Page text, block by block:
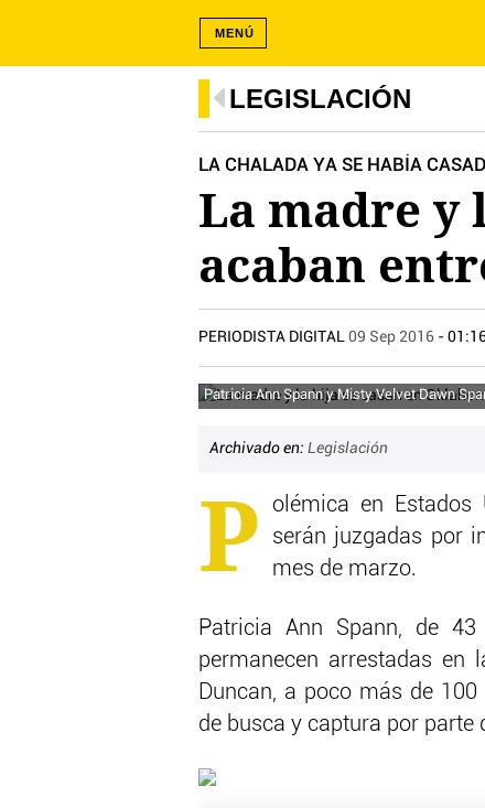
MENÚ
LEGISLACIÓN
LA CHALADA YA SE HABÍA
La madre y
acaban
PERIODISTA DIGITAL 09 Sep 2016 -
Patricia Ann Spann y Misty Velvet Dawn
Archivado en: Legislación
P
olémica en
serán juzgadas por
mes de marzo.
Patricia Ann Spann, de
permanecen arrestadas en
Duncan, a poco más de
de busca y captura por parte